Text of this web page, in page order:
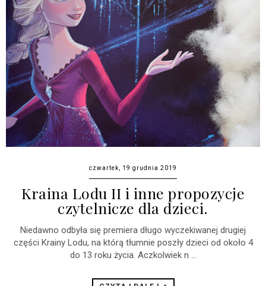
czwartek, 19 grudnia 2019
Kraina Lodu II i inne propozycje
czytelnicze dla dzieci.
Niedawno odbyła się premiera długo wyczekiwanej drugiej
części Krainy Lodu, na którą tłumnie poszły dzieci od około 4
do 13 roku życia. Aczkolwiek n ...